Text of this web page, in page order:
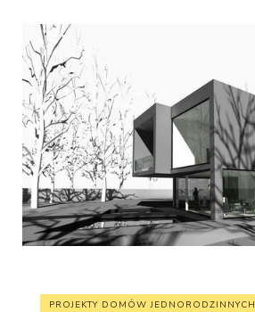
PROJEKTY DOMÓW JEDNORODZINNYCH